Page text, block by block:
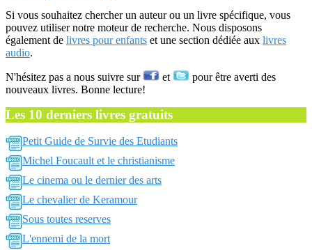
Si vous souhaitez chercher un auteur ou un livre spécifique, vous
pouvez utiliser notre moteur de recherche. Nous disposons
également de livres pour enfants et une section dédiée aux livres
audio.
N'hésitez pas a nous suivre sur et
pour être averti des
nouveaux livres. Bonne lecture!
Les 10 derniers livres gratuits
Petit Guide de Survie des Etudiants
Michel Foucault et le christianisme
Le cinema ou le dernier des arts
Le chevalier de Keramour
Sous toutes reserves
L'ennemi de la mort